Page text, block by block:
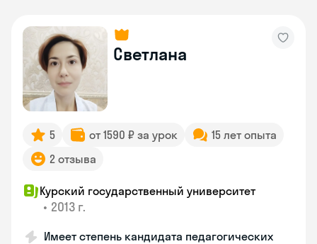
Светлана
5 от 1590 ₽ за урок
15 лет опыта
2 отзыва
Курский государственный университет
• 2013 г.
Имеет степень кандидата педагогических